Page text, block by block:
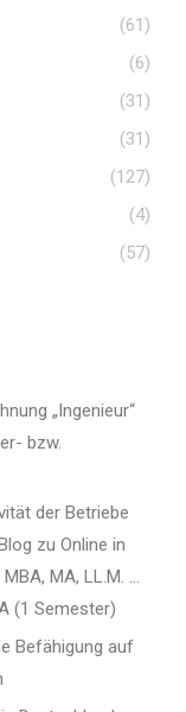
(61)
(6)
(31)
(31)
(127)
(4)
(57)
„Ingenieur“
bzw.
der Betriebe
zu Online in
MA, LL.M. …
(1 Semester)
Befähigung auf